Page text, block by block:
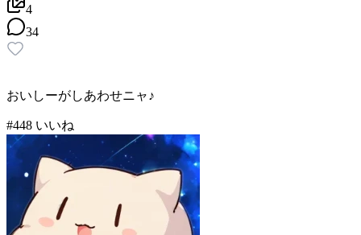
4
34
おいしーがしあわせニャ♪
#448 いいね